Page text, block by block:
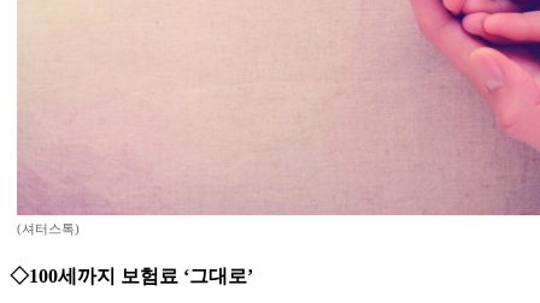
(셔터스톡)
◇100세까지 보험료 ‘그대로’